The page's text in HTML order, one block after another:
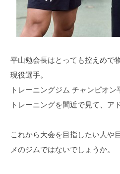
平山勉会長はとっても控えめで
現役選手。
トレーニングジム チャンピオ
トレーニングを間近で見て、ア
これから大会を目指したい人や
メのジムではないでしょうか。